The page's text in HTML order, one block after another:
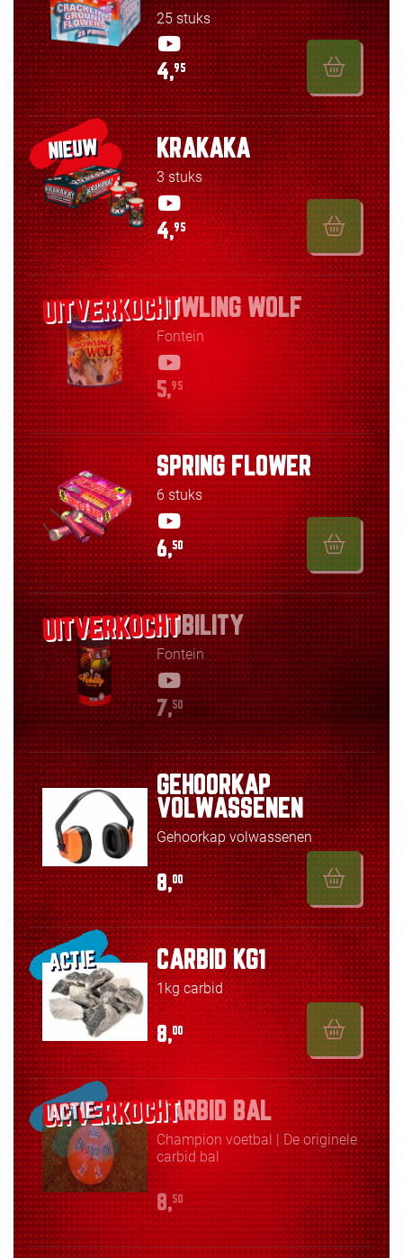
25 stuks
4,95
NIEUW KRAKAKA
3 stuks
4,95
HOWLING WOLF
Fontein
5,95
SPRING FLOWER
6 stuks
6,50
NOBILITY
Fontein
7,50
GEHOORKAP
VOLWASSENEN
Gehoorkap volwassenen
8,00
ACTIE CARBID KG1
1kg carbid
8,00
ACTIE CARBID BAL
Champion voetbal | De originele
carbid bal
8,50